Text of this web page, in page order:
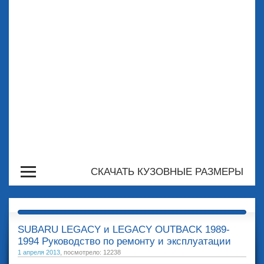
СКАЧАТЬ КУЗОВНЫЕ РАЗМЕРЫ
SUBARU LEGACY и LEGACY OUTBACK 1989-
1994 Руководство по ремонту и эксплуатации
1 апреля 2013 , посмотрело: 12238